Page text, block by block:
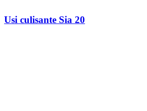
Usi culisante Sia 20